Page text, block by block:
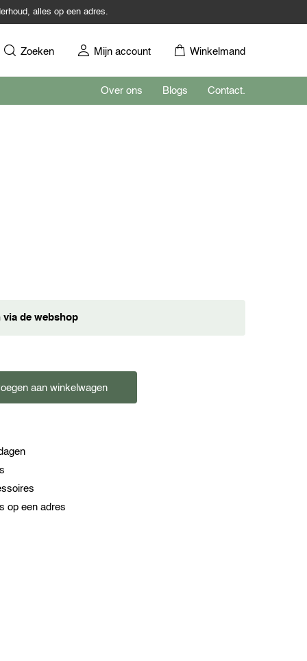
alles op een adres.
Zoeken Mijn account Winkelmand
Over ons Blogs Contact.
de webshop
aan winkelwagen
op een adres